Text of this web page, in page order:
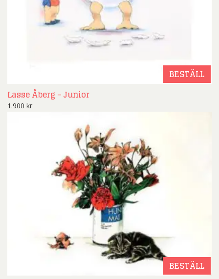
BESTÄLL
Lasse Åberg – Junior
1.900 kr
BESTÄLL